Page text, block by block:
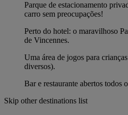
Parque de estacionamento
carro sem preocupações!
Perto do hotel: o maravilhoso
de Vincennes.
Uma área de jogos para
diversos).
Bar e restaurante abertos todos
Skip other destinations list